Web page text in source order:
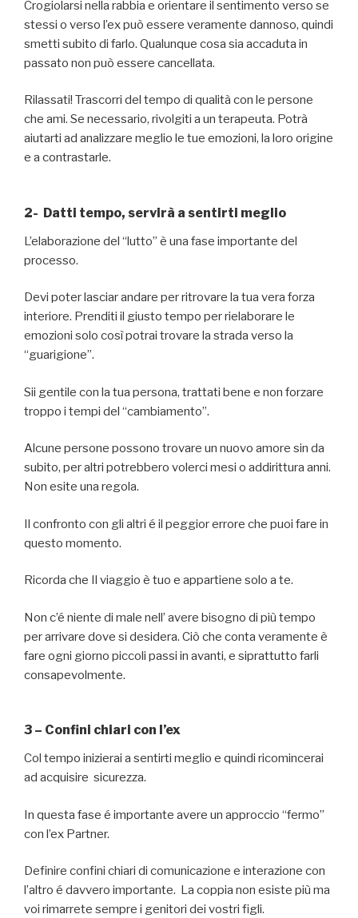
Crogiolarsi nella rabbia e orientare il sentimento verso se
stessi o verso l’ex può essere veramente dannoso, quindi
smetti subito di farlo. Qualunque cosa sia accaduta in
passato non può essere cancellata.
Rilassati! Trascorri del tempo di qualità con le persone
che ami. Se necessario, rivolgiti a un terapeuta. Potrà
aiutarti ad analizzare meglio le tue emozioni, la loro origine
e a contrastarle.
2- Datti tempo, servirà a sentirti meglio
L’elaborazione del “lutto” è una fase importante del
processo.
Devi poter lasciar andare per ritrovare la tua vera forza
interiore. Prenditi il giusto tempo per rielaborare le
emozioni solo così potrai trovare la strada verso la
“guarigione”.
Sii gentile con la tua persona, trattati bene e non forzare
troppo i tempi del “cambiamento”.
Alcune persone possono trovare un nuovo amore sin da
subito, per altri potrebbero volerci mesi o addirittura anni.
Non esite una regola.
Il confronto con gli altri é il peggior errore che puoi fare in
questo momento.
Ricorda che Il viaggio è tuo e appartiene solo a te.
Non c’é niente di male nell’ avere bisogno di più tempo
per arrivare dove si desidera. Ciò che conta veramente è
fare ogni giorno piccoli passi in avanti, e siprattutto farli
consapevolmente.
3 – Confini chiari con l’ex
Col tempo inizierai a sentirti meglio e quindi ricomincerai
ad acquisire sicurezza.
In questa fase é importante avere un approccio “fermo”
con l’ex Partner.
Definire confini chiari di comunicazione e interazione con
l’altro é davvero importante. La coppia non esiste più ma
voi rimarrete sempre i genitori dei vostri figli.